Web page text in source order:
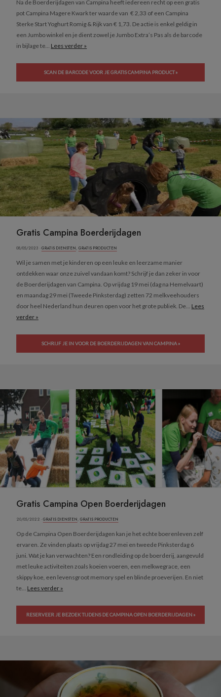
Na de Boerderijdagen van Campina heeft iedereen recht op een gratis
pot Campina Magere Kwark ter waarde van € 2,33 of een Campina
Sterke Start Yoghurt Romig & Rijk van € 1,73. De actie is enkel geldig in
een Jumbo winkel en je dient zowel je Jumbo Extra’s Pas als de barcode
in bijlage te... Lees verder »
SCAN DE BARCODE VOOR JE GRATIS CAMPINA PRODUCT »
Gratis Campina Boerderijdagen
08/05/2023 ·GRATIS DIENSTEN, GRATIS PRODUCTEN
Wil je samen met je kinderen op een leuke en leerzame manier
ontdekken waar onze zuivel vandaan komt? Schrijf je dan zeker in voor
de Boerderijdagen van Campina. Op vrijdag 19 mei (dag na Hemelvaart)
en maandag 29 mei (Tweede Pinksterdag) zetten 72 melkveehouders
door heel Nederland hun deuren open voor het grote publiek. De... Lees
verder »
SCHRIJF JE IN VOOR DE BOERDERIJDAGEN VAN CAMPINA »
Gratis Campina Open Boerderijdagen
20/05/2022 ·GRATIS DIENSTEN, GRATIS PRODUCTEN
Op de Campina Open Boerderijdagen kan je het echte boerenleven zelf
ervaren. Ze vinden plaats op vrijdag 27 mei en tweede Pinksterdag 6
juni. Wat je kan verwachten? Een rondleiding op de boerderij, aangevuld
met leuke activiteiten zoals koeien voeren, een melkwegrace, een
skippy koe, een levensgroot memory spel en blinde proeverijen. En niet
te... Lees verder »
RESERVEER JE BEZOEK TIJDENS DE CAMPINA OPEN BOERDERIJDAGEN »